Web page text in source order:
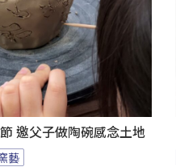
邀父子做陶碗感念土地
藝